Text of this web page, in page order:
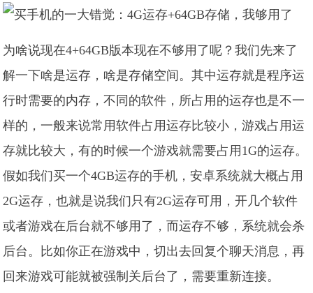
为啥说现在4+64GB版本现在不够用了呢？我们先来了
解一下啥是运存，啥是存储空间。其中运存就是程序运
行时需要的内存，不同的软件，所占用的运存也是不一
样的，一般来说常用软件占用运存比较小，游戏占用运
存就比较大，有的时候一个游戏就需要占用1G的运存。
假如我们买一个4GB运存的手机，安卓系统就大概占用
2G运存，也就是说我们只有2G运存可用，开几个软件
或者游戏在后台就不够用了，而运存不够，系统就会杀
后台。比如你正在游戏中，切出去回复个聊天消息，再
回来游戏可能就被强制关后台了，需要重新连接。